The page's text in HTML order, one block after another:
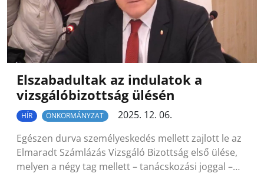
Elszabadultak az indulatok a
vizsgálóbizottság ülésén
HÍR ÖNKORMÁNYZAT
2025. 12. 06.
Egészen durva személyeskedés mellett zajlott le az
Elmaradt Számlázás Vizsgáló Bizottság első ülése,
melyen a négy tag mellett – tanácskozási joggal –…